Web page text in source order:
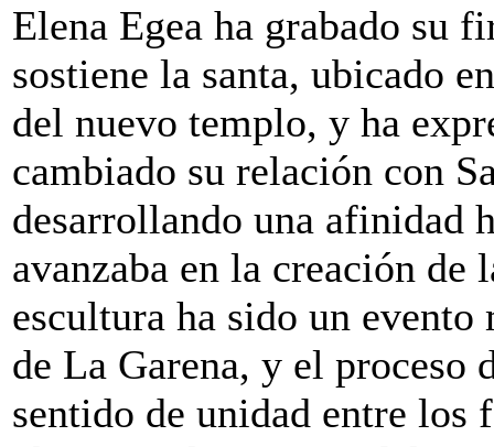
Elena Egea ha grabado su
sostiene la santa, ubicado
del nuevo templo, y ha
cambiado su relación con
desarrollando una afinidad
avanzaba en la creación
escultura ha sido un
de La Garena, y el proceso
sentido de unidad entre los